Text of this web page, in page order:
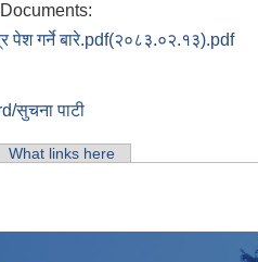
पेश गर्ने बारे.pdf(२०८३.०२.१३).pdf
सुचना पाटी
tabs
tab)
What links here